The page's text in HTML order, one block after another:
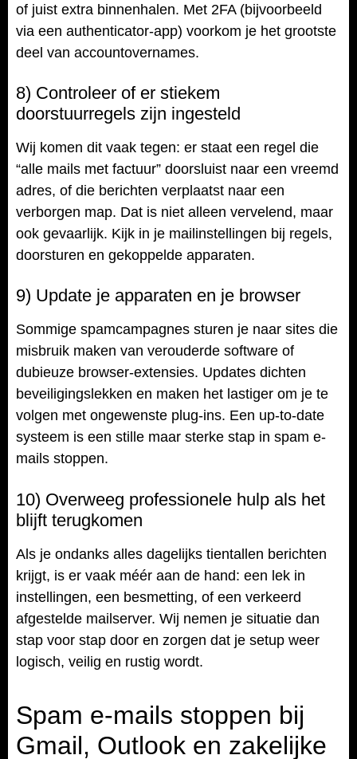
of juist extra binnenhalen. Met 2FA (bijvoorbeeld
via een authenticator-app) voorkom je het grootste
deel van accountovernames.
8) Controleer of er stiekem
doorstuurregels zijn ingesteld
Wij komen dit vaak tegen: er staat een regel die
“alle mails met factuur” doorsluist naar een vreemd
adres, of die berichten verplaatst naar een
verborgen map. Dat is niet alleen vervelend, maar
ook gevaarlijk. Kijk in je mailinstellingen bij regels,
doorsturen en gekoppelde apparaten.
9) Update je apparaten en je browser
Sommige spamcampagnes sturen je naar sites die
misbruik maken van verouderde software of
dubieuze browser-extensies. Updates dichten
beveiligingslekken en maken het lastiger om je te
volgen met ongewenste plug-ins. Een up-to-date
systeem is een stille maar sterke stap in spam e-
mails stoppen.
10) Overweeg professionele hulp als het
blijft terugkomen
Als je ondanks alles dagelijks tientallen berichten
krijgt, is er vaak méér aan de hand: een lek in
instellingen, een besmetting, of een verkeerd
afgestelde mailserver. Wij nemen je situatie dan
stap voor stap door en zorgen dat je setup weer
logisch, veilig en rustig wordt.
Spam e-mails stoppen bij
Gmail, Outlook en zakelijke